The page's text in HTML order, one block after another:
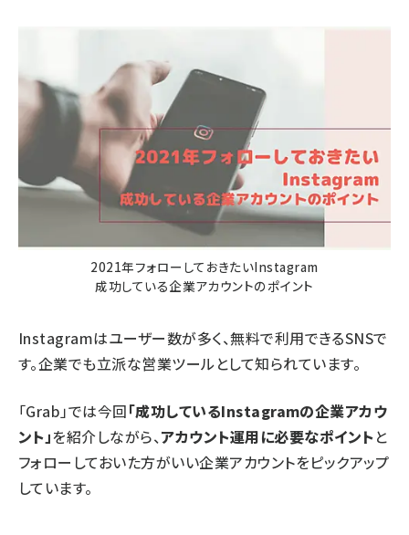
2021年フォローしておきたいInstagram
成功している企業アカウントのポイント
Instagramはユーザー数が多く、無料で利用できるSNSで
す。企業でも立派な営業ツールとして知られています。
「Grab」では今回「成功しているInstagramの企業アカウ
ント」を紹介しながら、アカウント運用に必要なポイントと
フォローしておいた方がいい企業アカウントをピックアップ
しています。